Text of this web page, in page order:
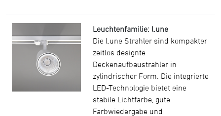
Leuchtenfamilie: l.une
Die l.une Strahler sind kompakter
zeitlos designte
Deckenaufbaustrahler in
zylindrischer Form. Die integrierte
LED-Technologie bietet eine
stabile Lichtfarbe, gute
Farbwiedergabe und